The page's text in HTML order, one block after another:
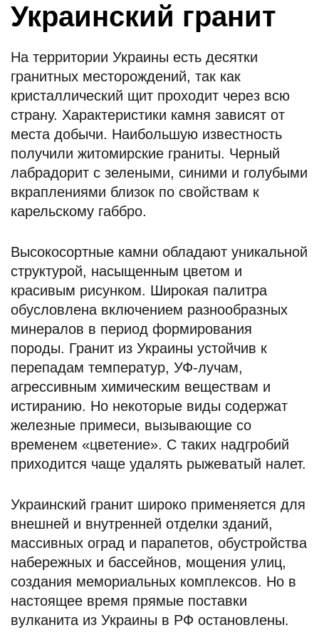
Украинский гранит
На территории Украины есть десятки
гранитных месторождений, так как
кристаллический щит проходит через всю
страну. Характеристики камня зависят от
места добычи. Наибольшую известность
получили житомирские граниты. Черный
лабрадорит с зелеными, синими и голубыми
вкраплениями близок по свойствам к
карельскому габбро.
Высокосортные камни обладают уникальной
структурой, насыщенным цветом и
красивым рисунком. Широкая палитра
обусловлена включением разнообразных
минералов в период формирования
породы. Гранит из Украины устойчив к
перепадам температур, УФ-лучам,
агрессивным химическим веществам и
истиранию. Но некоторые виды содержат
железные примеси, вызывающие со
временем «цветение». С таких надгробий
приходится чаще удалять рыжеватый налет.
Украинский гранит широко применяется для
внешней и внутренней отделки зданий,
массивных оград и парапетов, обустройства
набережных и бассейнов, мощения улиц,
создания мемориальных комплексов. Но в
настоящее время прямые поставки
вулканита из Украины в РФ остановлены.